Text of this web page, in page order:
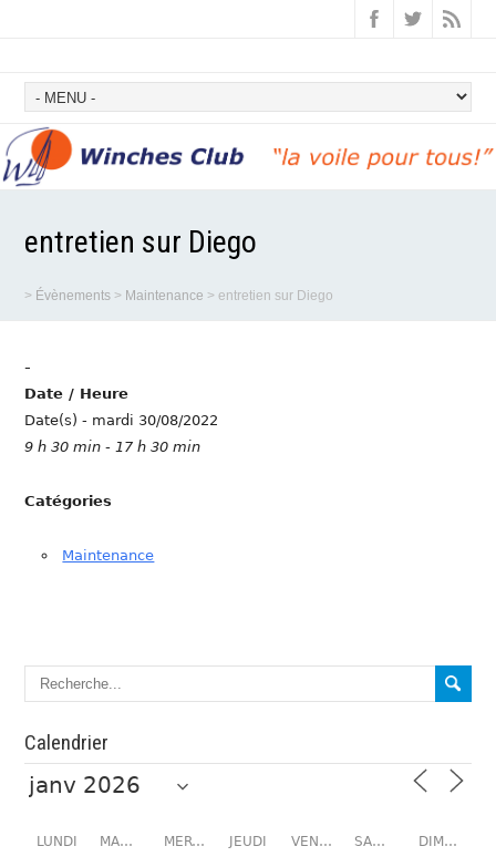
entretien sur Diego
> Évènements > Maintenance >entretien sur Diego
-
Date / Heure
Date(s) - mardi 30/08/2022
9 h 30 min - 17 h 30 min
Catégories
Maintenance
Calendrier
LUNDI MARDI MERCREDI JEUDI VENDREDI SAMEDI DIMANCHE